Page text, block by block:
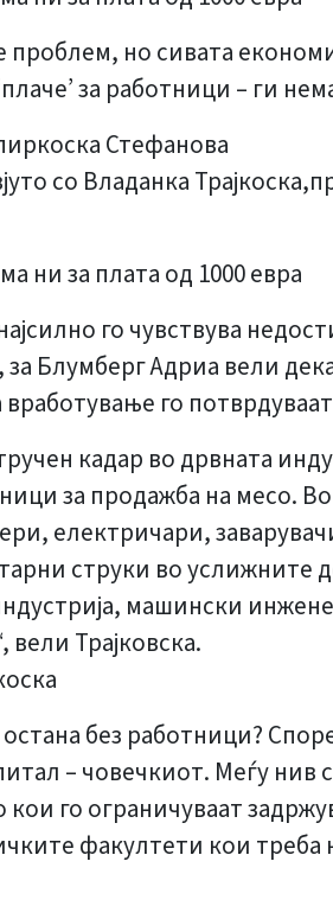
проблем, но сивата
за работници – ги
Стефанова
со Владанка
ни за плата од 1000 евра
го чувствува
за Блумберг Адриа вели
вработување го
кадар во дрвната
за продажба на месо.
електричари,
струки во услижните
машински
вели Трајковска.
без работници?
– човечкиот. Меѓу
кои го ограничуваат
факултети кои